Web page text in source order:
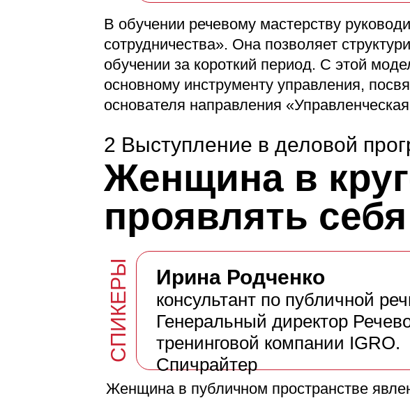
консультант по публичной
Генеральный директор
тренинговой компании IGRO.
Спичрайтер
Ирина Родченко
Женщина в
проявлять
СПИКЕРЫ
В обучении речевому мастерству
сотрудничества». Она позволяет
обучении за короткий период. С этой
основному инструменту управления,
основателя направления
2 Выступление в деловой
Женщина в публичном пространстве